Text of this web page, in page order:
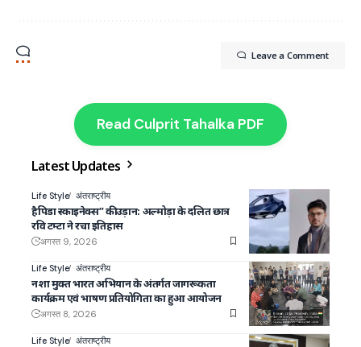
Leave a Comment
Read Culprit Tahalka PDF
Latest Updates
Life Style अंतराष्ट्रीय
हैपिडा स्काइनेक्स” की उड़ान: अल्मोड़ा के दलित छात्र
रवि टम्टा ने रचा इतिहास
अगस्त 9, 2026
Life Style अंतराष्ट्रीय
नशा मुक्त भारत अभियान के अंतर्गत जागरूकता
कार्यक्रम एवं भाषण प्रतियोगिता का हुआ आयोजन
अगस्त 8, 2026
Life Style अंतराष्ट्रीय